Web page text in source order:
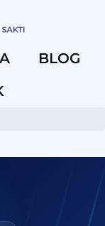
BLOG